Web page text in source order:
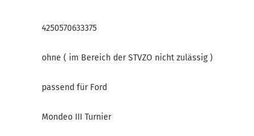
4250570633375
ohne ( im Bereich der STVZO nicht zulässig )
passend für Ford
Mondeo III Turnier